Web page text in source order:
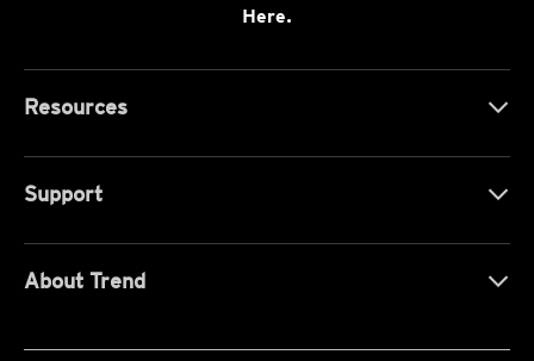
Here.
Resources
Support
About Trend